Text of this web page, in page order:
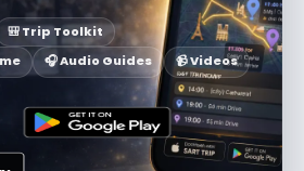
🎒 Trip Toolkit
🎧 Audio Guides 📹 Videos